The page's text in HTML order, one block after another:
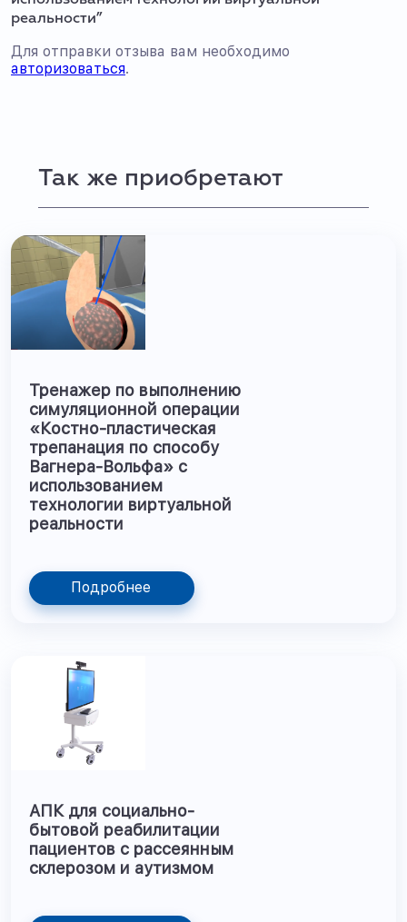
реальности”
Для отправки отзыва вам необходимо
авторизоваться.
Так же приобретают
Тренажер по выполнению
симуляционной операции
«Костно-пластическая
трепанация по способу
Вагнера-Вольфа» с
использованием
технологии виртуальной
реальности
Подробнее
АПК для социально-
бытовой реабилитации
пациентов с рассеянным
склерозом и аутизмом